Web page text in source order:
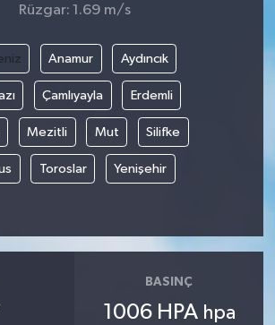
Rüzgar: 1.69 m/s
Anamur Aydıncık
Çamlıyayla Erdemli
Mezitli Mut Silifke
Toroslar Yenişehir
BASINÇ
1006 HPA hpa